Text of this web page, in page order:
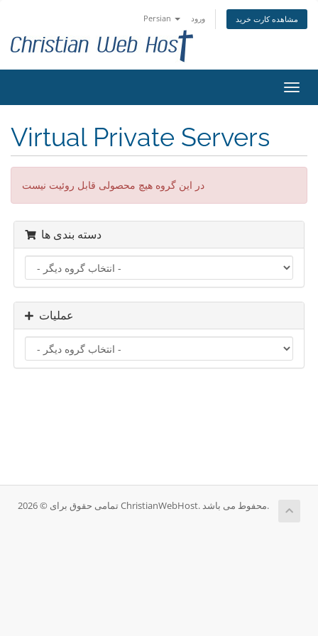
Persian ورود مشاهده کارت خرید
تغییر
Virtual Private Servers
در این گروه هیچ محصولی قابل روئیت نیست
دسته بندی ها
عملیات
تمامی حقوق برای © 2026 ChristianWebHost. محفوط می باشد.